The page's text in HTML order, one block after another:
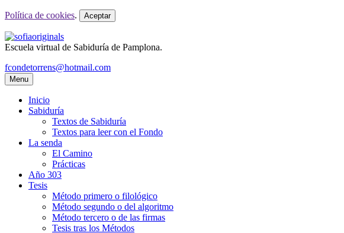
Política de cookies. Aceptar
Escuela virtual de Sabiduría de Pamplona.
fcondetorrens@hotmail.com
Menu
Inicio
Sabiduría
Textos de Sabiduría
Textos para leer con el Fondo
La senda
El Camino
Prácticas
Año 303
Tesis
Método primero o filológico
Método segundo o del algoritmo
Método tercero o de las firmas
Tesis tras los Métodos